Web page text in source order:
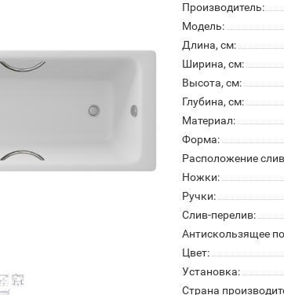
Производитель:
Модель:
Длина, см:
Ширина, см:
Высота, см:
Глубина, см:
Материал:
Форма:
Расположение
Ножки:
Ручки:
Слив-перелив:
Антискользящее
Цвет:
Установка:
Страна